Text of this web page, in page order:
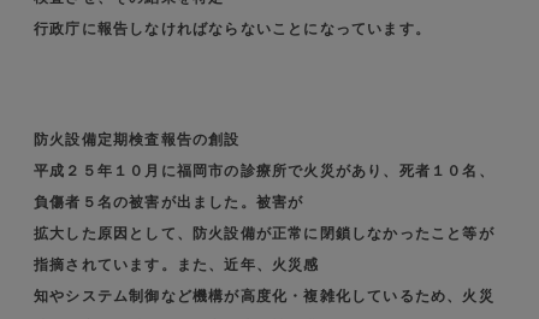
行政庁に報告しなければならないことになっています。
防火設備定期検査報告の創設
平成２５年１０月に福岡市の診療所で火災があり、死者１０名、
負傷者５名の被害が出ました。被害が
拡大した原因として、防火設備が正常に閉鎖しなかったこと等が
指摘されています。また、近年、火災感
知やシステム制御など機構が高度化・複雑化しているため、火災